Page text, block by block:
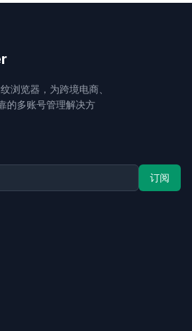
浏览器，为跨境电商、
的多账号管理解决方
订阅